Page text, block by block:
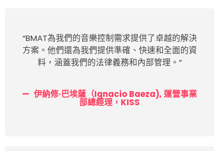
“BMAT為我們的音樂控制需求提供了卓越的解決
方案。他們還為我們提供準確、快速和全面的資
料，涵蓋我們的法律義務和內部管理。”
伊納修·巴埃薩（Ignacio Baeza), 運營事業
部總經理，KISS